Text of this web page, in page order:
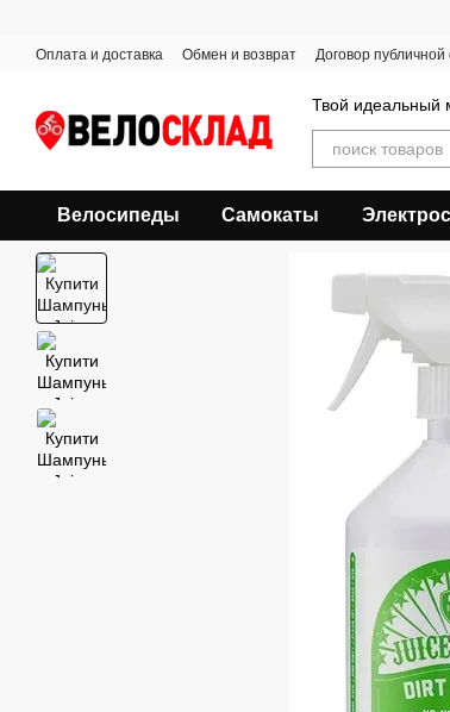
Оплата и доставка Обмен и возврат Договор
Твой идеальный
Велосипеды Самокаты